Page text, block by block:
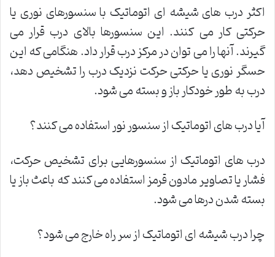
اکثر درب های شیشه ای اتوماتیک با سنسورهای نوری یا
حرکتی کار می کنند. این سنسورها بالای درب قرار می
گیرند. آنها را می توان در مرکز درب قرار داد. هنگامی که این
حسگر نوری یا حرکتی حرکت نزدیک درب را تشخیص دهد،
درب به طور خودکار باز و بسته می شود.
آیا درب های اتوماتیک از سنسور نور استفاده می کنند؟
درب های اتوماتیک از سنسورهایی برای تشخیص حرکت،
فشار یا تصاویر مادون قرمز استفاده می کنند که باعث باز یا
بسته شدن درها می شود.
چرا درب شیشه ای اتوماتیک از سر راه خارج می شود؟